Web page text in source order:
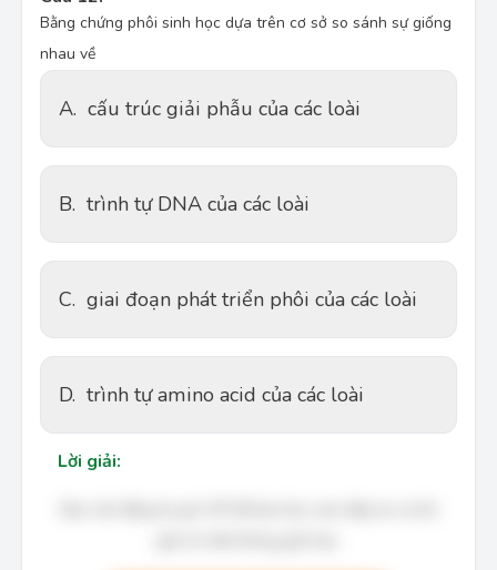
Bằng chứng phôi sinh học dựa trên cơ sở so sánh sự giống
nhau về
A. cấu trúc giải phẫu của các loài
B. trình tự DNA của các loài
C. giai đoạn phát triển phôi của các loài
D. trình tự amino acid của các loài
Lời giải: